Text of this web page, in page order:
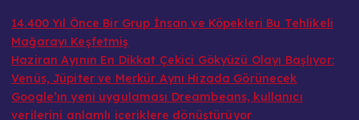
14.400 Yıl Önce Bir Grup İnsan ve Köpekleri Bu Tehlikeli
Mağarayı Keşfetmiş
Haziran Ayının En Dikkat Çekici Gökyüzü Olayı Başlıyor:
Venüs, Jüpiter ve Merkür Aynı Hizada Görünecek
Google’ın yeni uygulaması Dreambeans, kullanıcı
verilerini anlamlı içeriklere dönüştürüyor